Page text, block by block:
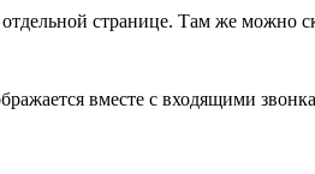
странице. Там же можно